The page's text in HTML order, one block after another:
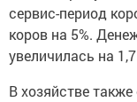
сервис-период
коров на 5%.
увеличилась на
В хозяйстве